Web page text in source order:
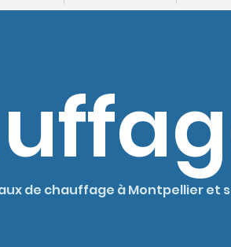
de chauffage à Montpellier et